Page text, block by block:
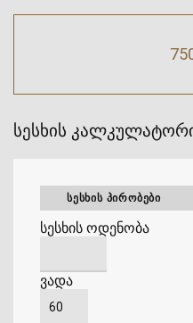
სესხის
ᲡᲔᲡᲮᲘᲡ ᲞᲘᲠᲝᲑᲔᲑᲘ
სესხის ოდენობა
ვადა